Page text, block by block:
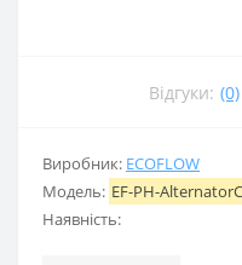
Відгуки: (0)
Виробник: ECOFLOW
Модель: EF-PH-
Наявність: